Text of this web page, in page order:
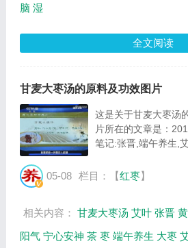
脑 湿
全文阅读
甘麦大枣汤的原料及功效图片
这是关于甘麦大枣汤
片所在的文章是：
笔记:张晋,端午养生,
是57844Byte。...
05-08 栏目：【红枣】
相关内容： 甘麦大枣汤 艾叶 张晋
阳气 宁心安神 茶 枣 端午养生 大枣